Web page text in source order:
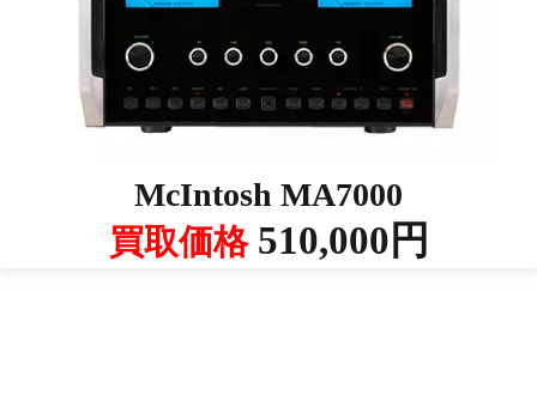
McIntosh MA7000
買取価格510,000円